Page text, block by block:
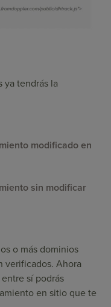
ya tendrás la
modificado en
sin modificar
o más dominios
verificados. Ahora
sí podrás
en sitio que te